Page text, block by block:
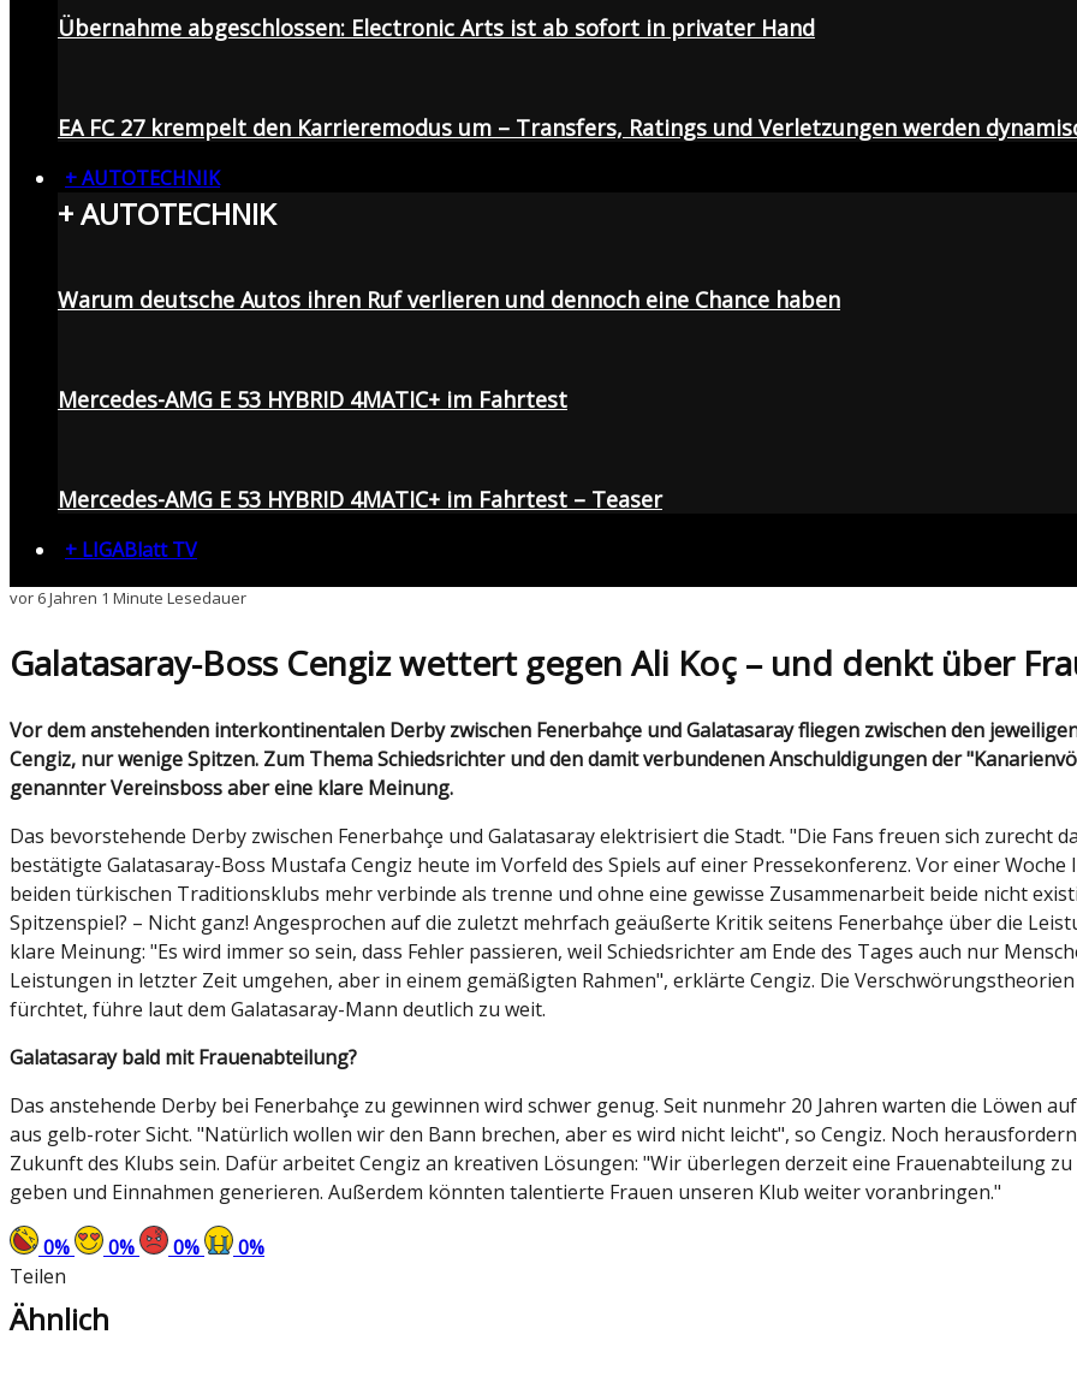
Übernahme abgeschlossen: Electronic Arts ist ab sofort in privater Hand
EA FC 27 krempelt den Karrieremodus um – Transfers, Ratings und Verletzungen werden
+ AUTOTECHNIK
+ AUTOTECHNIK
Warum deutsche Autos ihren Ruf verlieren und dennoch eine Chance haben
Mercedes-AMG E 53 HYBRID 4MATIC+ im Fahrtest
Mercedes-AMG E 53 HYBRID 4MATIC+ im Fahrtest – Teaser
+ LIGABlatt TV
vor 6 Jahren 1 Minute Lesedauer
Galatasaray-Boss Cengiz wettert gegen Ali Koç – und denkt über
Vor dem anstehenden interkontinentalen Derby zwischen Fenerbahçe und Galatasaray fliegen zwischen den jeweiligen Klub-Präsidenten, Ali Koç und Mustafa
Cengiz, nur wenige Spitzen. Zum Thema Schiedsrichter und den damit verbundenen Anschuldigungen der
genannter Vereinsboss aber eine klare Meinung.
Das bevorstehende Derby zwischen Fenerbahçe und Galatasaray elektrisiert die Stadt. "Die Fans freuen sich zurecht
bestätigte Galatasaray-Boss Mustafa Cengiz heute im Vorfeld des Spiels auf einer Pressekonferenz. Vor einer
beiden türkischen Traditionsklubs mehr verbinde als trenne und ohne eine gewisse Zusammenarbeit beide nicht
Spitzenspiel? – Nicht ganz! Angesprochen auf die zuletzt mehrfach geäußerte Kritik seitens Fenerbahçe über die
klare Meinung: "Es wird immer so sein, dass Fehler passieren, weil Schiedsrichter am Ende des Tages auch nur
Leistungen in letzter Zeit umgehen, aber in einem gemäßigten Rahmen", erklärte Cengiz. Die
fürchtet, führe laut dem Galatasaray-Mann deutlich zu weit.
Galatasaray bald mit Frauenabteilung?
Das anstehende Derby bei Fenerbahçe zu gewinnen wird schwer genug. Seit nunmehr 20 Jahren warten die Löwen
aus gelb-roter Sicht. "Natürlich wollen wir den Bann brechen, aber es wird nicht leicht", so Cengiz. Noch
Zukunft des Klubs sein. Dafür arbeitet Cengiz an kreativen Lösungen: "Wir überlegen derzeit eine Frauenabteilung
geben und Einnahmen generieren. Außerdem könnten talentierte Frauen unseren Klub weiter voranbringen."
0% 0% 0% 0%
Teilen
Ähnlich